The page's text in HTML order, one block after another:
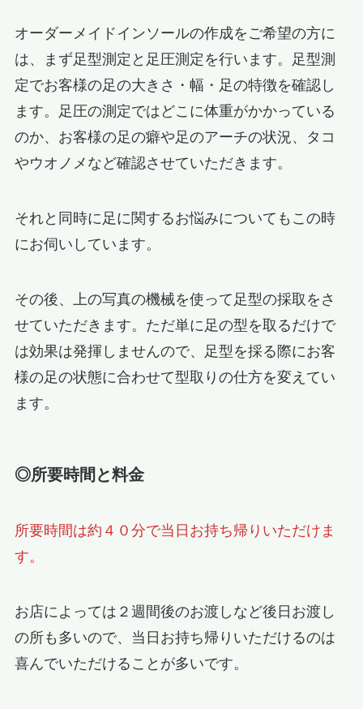
オーダーメイドインソールの作成をご希望の方に
は、まず足型測定と足圧測定を行います。足型測
定でお客様の足の大きさ・幅・足の特徴を確認し
ます。足圧の測定ではどこに体重がかかっている
のか、お客様の足の癖や足のアーチの状況、タコ
やウオノメなど確認させていただきます。
それと同時に足に関するお悩みについてもこの時
にお伺いしています。
その後、上の写真の機械を使って足型の採取をさ
せていただきます。ただ単に足の型を取るだけで
は効果は発揮しませんので、足型を採る際にお客
様の足の状態に合わせて型取りの仕方を変えてい
ます。
◎所要時間と料金
所要時間は約４０分で当日お持ち帰りいただけま
す。
お店によっては２週間後のお渡しなど後日お渡し
の所も多いので、当日お持ち帰りいただけるのは
喜んでいただけることが多いです。